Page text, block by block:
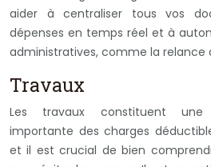
aider à centraliser tous vos
dépenses en temps réel et à
administratives, comme la relance
Travaux
Les travaux constituent une
importante des charges
et il est crucial de bien